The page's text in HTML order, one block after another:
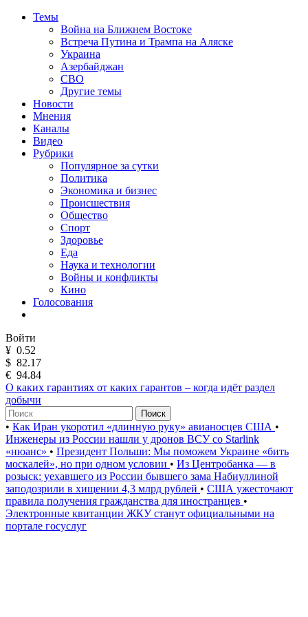
Темы
Война на Ближнем Востоке
Встреча Путина и Трампа на Аляске
Украина
Азербайджан
СВО
Другие темы
Новости
Мнения
Каналы
Видео
Рубрики
Популярное за сутки
Политика
Экономика и бизнес
Происшествия
Общество
Спорт
Здоровье
Еда
Наука и технологии
Войны и конфликты
Кино
Голосования
Войти
¥ 0.52
$ 82.17
€ 94.84
О каких гарантиях от каких гарантов – когда идёт раздел
добычи
Поиск
• Как Иран укоротил «длинную руку» авианосцев США •
Инженеры из России нашли у дронов ВСУ со Starlink
«нюанс» • Президент Польши: Мы поможем Украине «бить
москалей», но при одном условии • Из Центробанка — в
розыск: уехавшего из России бывшего зама Набиуллиной
заподозрили в хищении 4,3 млрд рублей • США ужесточают
правила получения гражданства для иностранцев •
Электронные квитанции ЖКУ станут официальными на
портале госуслуг